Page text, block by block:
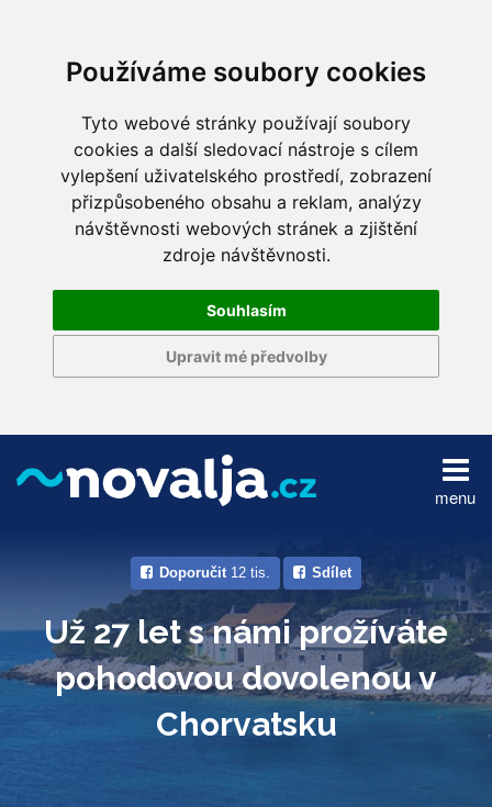
Používáme soubory cookies
Tyto webové stránky používají soubory
cookies a další sledovací nástroje s cílem
vylepšení uživatelského prostředí, zobrazení
přizpůsobeného obsahu a reklam, analýzy
návštěvnosti webových stránek a zjištění
zdroje návštěvnosti.
Souhlasím
Upravit mé předvolby
menu
Doporučit 12 tis. Sdílet
Už 27 let s námi prožíváte
pohodovou dovolenou v
Chorvatsku